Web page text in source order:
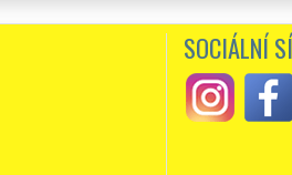
bytě mi pomohli rozmístit větší
vřele doporučit. Již jsem v Kozmicích
Ještě jednou vám touto cestou moc
se stěhováním i cenou. Děkuji a doporučuji.
SOCIÁLNÍ